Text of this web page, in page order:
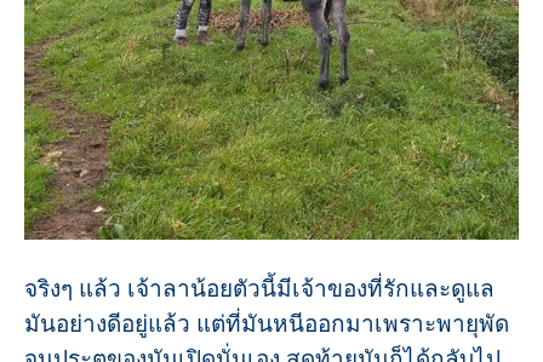
จริงๆ แล้ว เจ้าลาน้อยตัวนี้มีเจ้าของที่รักและดูแล
มันอย่างดีอยู่แล้ว แต่ที่มันหนีออกมาเพราะพายุพัด